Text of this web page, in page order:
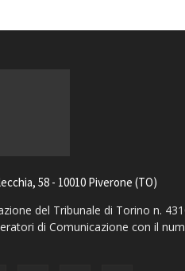
58 - 10010 Piverone (TO)
del Tribunale di Torino n.
di Comunicazione con il